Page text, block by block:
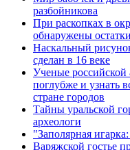
разбойникова
При раскопках в
обнаружены
Наскальный
сделан в 16 веке
Ученые российской
поглубже и узнать
стране городов
Тайны уральской
археологи
"Заполярная
Варяжской гостье